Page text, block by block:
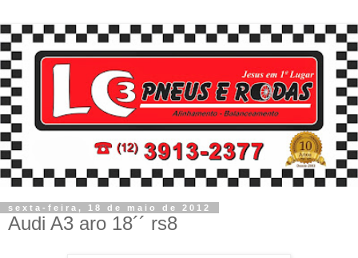
sexta-feira, 18 de maio de 2012
Audi A3 aro 18´´ rs8